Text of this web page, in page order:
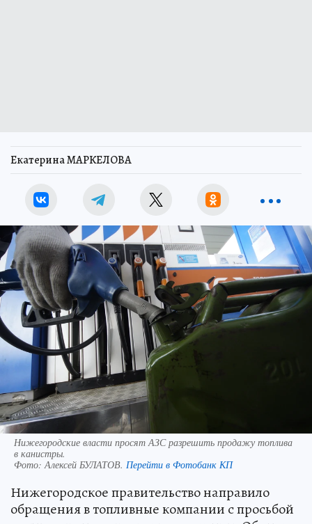
Екатерина МАРКЕЛОВА
Нижегородские власти просят АЗС разрешить продажу топлива
в канистры.
Фото:Алексей БУЛАТОВ. Перейти в Фотобанк КП
Нижегородское правительство направило
обращения в топливные компании с просьбой